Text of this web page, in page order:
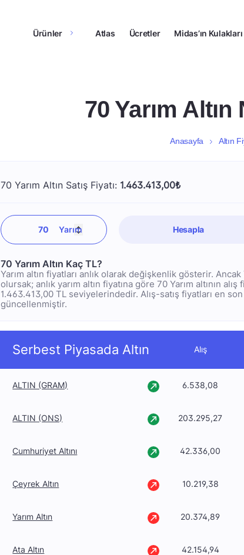
Ürünler Atlas Ücretler Midas’ın Kulakları
70 Yarım
Anasayfa Altın
70 Yarım Altın Satış Fiyatı: 1.463.413,00₺
Hesapla
70 Yarım Altın Kaç TL?
Yarım altın fiyatları anlık olarak değişkenlik gösterir.
olursak; anlık yarım altın fiyatına göre 70 Yarım altının
1.463.413,00 TL seviyelerindedir. Alış-satış fiyatları en
güncellenmiştir.
Serbest Piyasada Altın Alış
ALTIN (GRAM) 6.538,08
ALTIN (ONS) 203.295,27
Cumhuriyet Altını 42.336,00
Çeyrek Altın 10.219,38
Yarım Altın 20.374,89
Ata Altın 42.154,94